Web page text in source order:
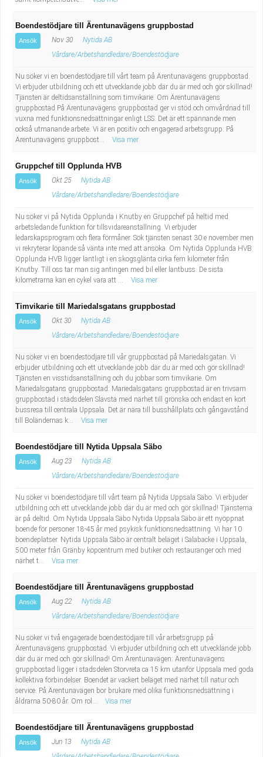
Boendestödjare till Ärentunavägens gruppbostad
Ansök Nov 30
Nytida AB
Vårdare/Arbetshandledare/Boendestödjare
Nu söker vi en boendestödjare till vårt team på Ärentunavägens gruppbostad.
Vi erbjuder utbildning och ett utvecklande jobb där du är med och gör skillnad!
Tjänsten är deltidsanställning som timvikarie. Om Ärentunavägens
gruppbostad På Ärentunavägens gruppbostad ger vi stöd och omvårdnad till
vuxna med funktionsnedsättningar enligt LSS. Det är ett spännande men
också utmanande arbete. Vi är en positiv och engagerad arbetsgrupp. På
Ärentunavägens gruppbost...
Visa mer
Gruppchef till Opplunda HVB
Ansök Okt 25
Nytida AB
Vårdare/Arbetshandledare/Boendestödjare
Nu söker vi på Nytida Opplunda i Knutby en Gruppchef på heltid med
arbetsledande funktion för tillsvidareanställning. Vi erbjuder
ledarskapsprogram och flera förmåner. Sök tjänsten senast 30:e november men
vi rekryterar löpande så vänta inte med att ansöka. Om Nytida Opplunda HVB
Opplunda HVB ligger lantligt i en skogsglänta cirka fem kilometer från
Knutby. Till oss tar man sig antingen med bil eller lantbuss. De sista
kilometrarna kan en cykel vara att ...
Visa mer
Timvikarie till Mariedalsgatans gruppbostad
Ansök Okt 30
Nytida AB
Vårdare/Arbetshandledare/Boendestödjare
Nu söker vi en boendestödjare till vår gruppbostad på Mariedalsgatan. Vi
erbjuder utbildning och ett utvecklande jobb där du är med och gör skillnad!
Tjänsten en visstidsanställning och du jobbar som timvikarie. Om
Mariedalsgatans gruppbostad: Mariedalsgatans gruppbostad är en trivsam
gruppbostad i stadsdelen Slavsta med närhet till grönska och endast en kort
bussresa till centrala Uppsala. Det är nära till busshållplats och gångavstånd
till Boländernas k...
Visa mer
Boendestödjare till Nytida Uppsala Säbo
Ansök Aug 23
Nytida AB
Vårdare/Arbetshandledare/Boendestödjare
Nu söker vi boendestödjare till vårt team på Nytida Uppsala Säbo. Vi erbjuder
utbildning och ett utvecklande jobb där du är med och gör skillnad! Tjänsterna
är på deltid. Om Nytida Uppsala Säbo Nytida Uppsala Säbo är ett nyöppnat
boende för personer 18-45 år med psykisk funktionsnedsättning. Vi har 10
boendeplatser. Nytida Uppsala Säbo är centralt beläget i Salabacke i Uppsala,
500 meter från Gränby köpcentrum med butiker och restauranger och med
närhet t...
Visa mer
Boendestödjare till Ärentunavägens gruppbostad
Ansök Aug 22
Nytida AB
Vårdare/Arbetshandledare/Boendestödjare
Nu söker vi två engagerade boendestödjare till vår arbetsgrupp på
Ärentunavägens gruppbostad. Vi erbjuder utbildning och ett utvecklande jobb
där du är med och gör skillnad! Om Ärentunavägen: Ärentunavägens
gruppbostad ligger i stadsdelen Storvreta ca 15 km utanför Uppsala med goda
kollektiva förbindelser. Boendet är vackert beläget med närhet till natur och
service. På Ärentunavägen bor brukare med olika funktionsnedsättning i
åldrarna 50-80 år. Om rol...
Visa mer
Boendestödjare till Ärentunavägens gruppbostad
Ansök Jun 13
Nytida AB